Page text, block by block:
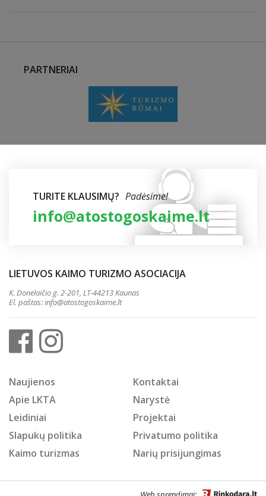
PARTNERIAI
TURITE KLAUSIMŲ? Padėsime!
info@atostogoskaime.lt
LIETUVOS KAIMO TURIZMO ASOCIACIJA
K. Donelaičio g. 2-201, LT-44213 Kaunas
El. paštas:info@atostogoskaime.lt
Naujienos
Kontaktai
Apie LKTA
Narystė
Leidiniai
Projektai
Slapukų politika
Privatumo politika
Kaimo turizmas
Narių prisijungimas